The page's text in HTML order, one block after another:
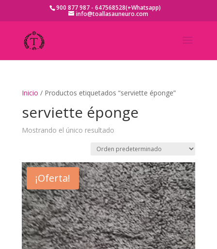
900 877 987 - 647568528(+Whatsapp)
info@toallasauneuro.com
Inicio / Productos etiquetados “serviette éponge”
serviette éponge
Mostrando el único resultado
¡Oferta!